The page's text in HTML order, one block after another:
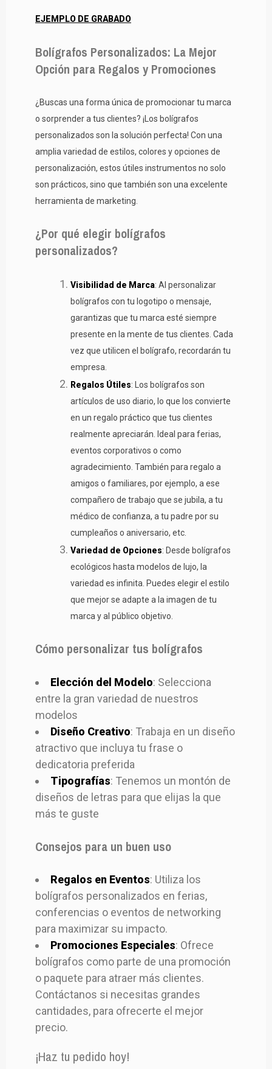
EJEMPLO DE GRABADO
Bolígrafos Personalizados: La Mejor
Opción para Regalos y Promociones
¿Buscas una forma única de promocionar tu marca
o sorprender a tus clientes? ¡Los bolígrafos
personalizados son la solución perfecta! Con una
amplia variedad de estilos, colores y opciones de
personalización, estos útiles instrumentos no solo
son prácticos, sino que también son una excelente
herramienta de marketing.
¿Por qué elegir bolígrafos
personalizados?
Visibilidad de Marca: Al personalizar
bolígrafos con tu logotipo o mensaje,
garantizas que tu marca esté siempre
presente en la mente de tus clientes. Cada
vez que utilicen el bolígrafo, recordarán tu
empresa.
Regalos Útiles: Los bolígrafos son
artículos de uso diario, lo que los convierte
en un regalo práctico que tus clientes
realmente apreciarán. Ideal para ferias,
eventos corporativos o como
agradecimiento. También para regalo a
amigos o familiares, por ejemplo, a ese
compañero de trabajo que se jubila, a tu
médico de confianza, a tu padre por su
cumpleaños o aniversario, etc.
Variedad de Opciones: Desde bolígrafos
ecológicos hasta modelos de lujo, la
variedad es infinita. Puedes elegir el estilo
que mejor se adapte a la imagen de tu
marca y al público objetivo.
Cómo personalizar tus bolígrafos
Elección del Modelo: Selecciona
entre la gran variedad de nuestros
modelos
Diseño Creativo: Trabaja en un diseño
atractivo que incluya tu frase o
dedicatoria preferida
Tipografías: Tenemos un montón de
diseños de letras para que elijas la que
más te guste
Consejos para un buen uso
Regalos en Eventos: Utiliza los
bolígrafos personalizados en ferias,
conferencias o eventos de networking
para maximizar su impacto.
Promociones Especiales: Ofrece
bolígrafos como parte de una promoción
o paquete para atraer más clientes.
Contáctanos si necesitas grandes
cantidades, para ofrecerte el mejor
precio.
¡Haz tu pedido hoy!